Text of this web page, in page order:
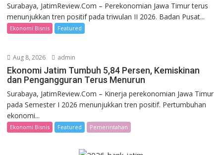
Surabaya, JatimReview.Com – Perekonomian Jawa Timur terus
menunjukkan tren positif pada triwulan II 2026. Badan Pusat...
Ekonomi Bisnis Featured
Aug 8, 2026 admin
Ekonomi Jatim Tumbuh 5,84 Persen, Kemiskinan
dan Pengangguran Terus Menurun
Surabaya, JatimReview.Com – Kinerja perekonomian Jawa Timur
pada Semester I 2026 menunjukkan tren positif. Pertumbuhan
ekonomi...
Ekonomi Bisnis Featured Pemerintahan